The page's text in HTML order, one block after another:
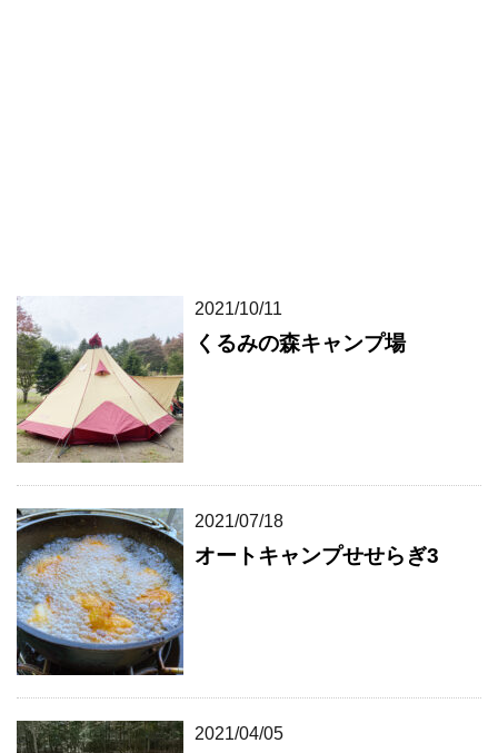
2021/10/11
くるみの森キャンプ場
2021/07/18
オートキャンプせせらぎ3
2021/04/05